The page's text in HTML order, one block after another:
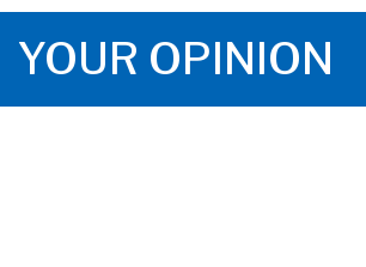
YOUR OPINION